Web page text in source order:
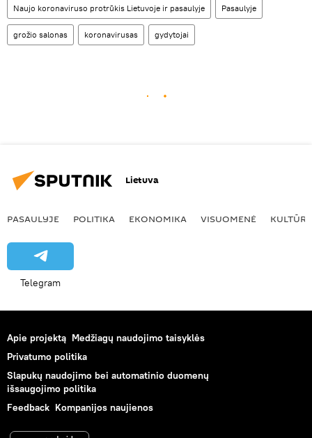
Naujo koronaviruso protrūkis Lietuvoje ir pasaulyje Pasaulyje
grožio salonas koronavirusas gydytojai
Lietuva
PASAULYJE POLITIKA EKONOMIKA VISUOMENĖ KULTŪRA
Telegram
Apie projektą Medžiagų naudojimo taisyklės
Privatumo politika
Slapukų naudojimo bei automatinio duomenų
išsaugojimo politika
Feedback Kompanijos naujienos